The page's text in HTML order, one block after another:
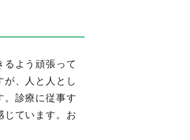
るよう頑張って
が、人と人とし
。診療に従事す
じています。お